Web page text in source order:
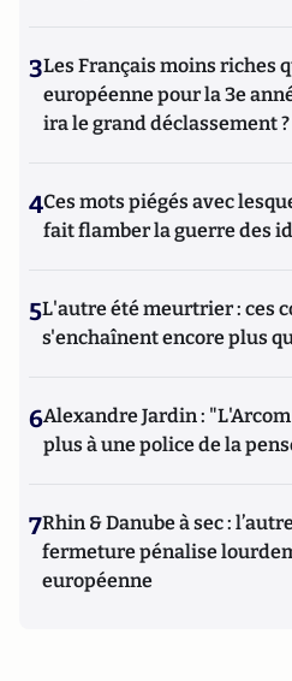
3Les Français moins riches
européenne pour la 3e
ira le grand déclassement ?
4Ces mots piégés avec
fait flamber la guerre des
5L'autre été meurtrier : ces
s'enchaînent encore plus
6Alexandre Jardin :
plus à une police de la
7Rhin & Danube à sec :
fermeture pénalise
européenne